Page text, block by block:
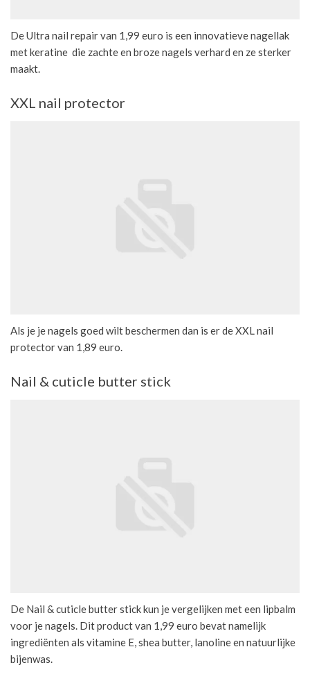
De Ultra nail repair van 1,99 euro is een innovatieve nagellak
met keratine die zachte en broze nagels verhard en ze sterker
maakt.
XXL nail protector
Als je je nagels goed wilt beschermen dan is er de XXL nail
protector van 1,89 euro.
Nail & cuticle butter stick
De Nail & cuticle butter stick kun je vergelijken met een lipbalm
voor je nagels. Dit product van 1,99 euro bevat namelijk
ingrediënten als vitamine E, shea butter, lanoline en natuurlijke
bijenwas.